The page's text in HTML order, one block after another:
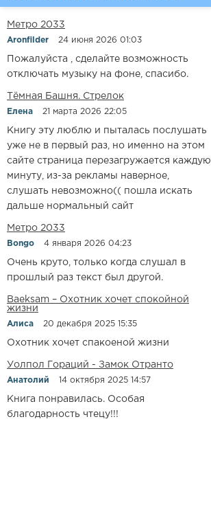
Метро 2033
Aronfilder 24 июня 2026 01:03
Пожалуйста , сделайте возможность
отключать музыку на фоне, спасибо.
​​Тёмная Башня. Стрелок
Елена 21 марта 2026 22:05
Книгу эту люблю и пыталась послушать
уже не в первый раз, но именно на этом
сайте страница перезагружается каждую
минуту, из-за рекламы наверное,
слушать невозможно(( пошла искать
дальше нормальный сайт
Метро 2033
Bongo 4 января 2026 04:23
Очень круто, только когда слушал в
прошлый раз текст был другой.
Baeksam – Охотник хочет спокойной
жизни
Алиса 20 декабря 2025 15:35
Охотник хочет спакоеной жизни
Уолпол Гораций - Замок Отранто
Анатолий 14 октября 2025 14:57
Книга понравилась. Особая
благодарность чтецу!!!